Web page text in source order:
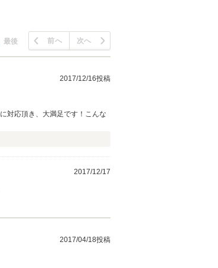
最後 前へ 次へ
2017/12/16投稿
対応頂き、大満足です！こんな
2017/12/17
2017/04/18投稿